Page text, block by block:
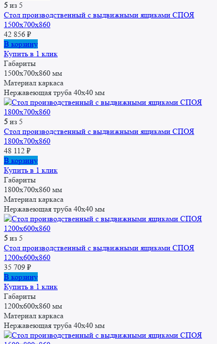
5 из 5
Стол производственный с выдвижными ящиками СПОЯ
1500x700x860
42 856 ₽
В корзину
Купить в 1 клик
Габариты
1500x700x860 мм
Материал каркаса
Нержавеющая труба 40х40 мм
5 из 5
Стол производственный с выдвижными ящиками СПОЯ
1800x700x860
48 112 ₽
В корзину
Купить в 1 клик
Габариты
1800x700x860 мм
Материал каркаса
Нержавеющая труба 40х40 мм
5 из 5
Стол производственный с выдвижными ящиками СПОЯ
1200x600x860
35 709 ₽
В корзину
Купить в 1 клик
Габариты
1200x600x860 мм
Материал каркаса
Нержавеющая труба 40х40 мм